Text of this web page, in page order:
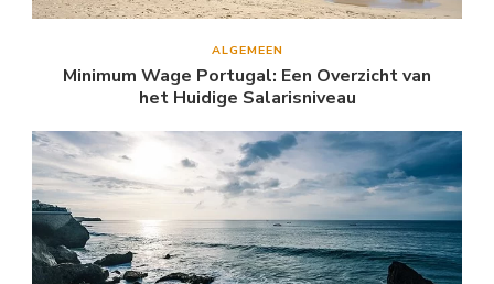
ALGEMEEN
Minimum Wage Portugal: Een Overzicht van
het Huidige Salarisniveau